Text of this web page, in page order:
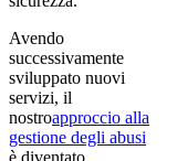
Avendo
successivamente
sviluppato nuovi
servizi, il
nostroapproccio alla
gestione degli abusi